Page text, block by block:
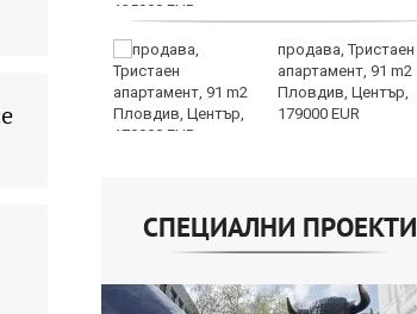
продава, Тристаен
апартамент, 91 m2
Пловдив, Център,
179000 EUR
СПЕЦИАЛНИ ПРОЕКТИ